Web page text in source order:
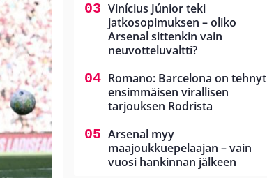
Vinícius Júnior teki
jatkosopimuksen – oliko
Arsenal sittenkin vain
neuvotteluvaltti?
Romano: Barcelona on tehnyt
ensimmäisen virallisen
tarjouksen Rodrista
Arsenal myy
maajoukkuepelaajan – vain
vuosi hankinnan jälkeen